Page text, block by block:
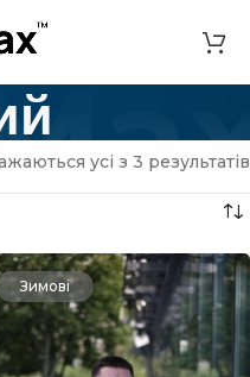
усі з 3 результатів
Зимові